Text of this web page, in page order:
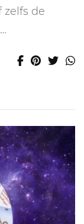
zelfs de